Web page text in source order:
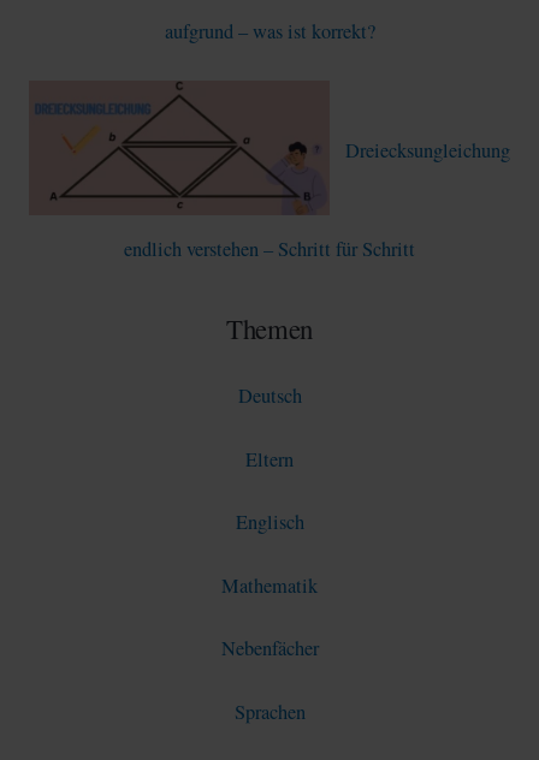
aufgrund – was ist korrekt?
Dreiecksungleichung
endlich verstehen – Schritt für Schritt
Themen
Deutsch
Eltern
Englisch
Mathematik
Nebenfächer
Sprachen